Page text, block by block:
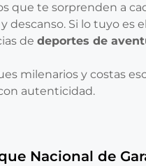
que te sorprenden a
descanso. Si lo tuyo
de deportes de
milenarios y costas
autenticidad.
Nacional de